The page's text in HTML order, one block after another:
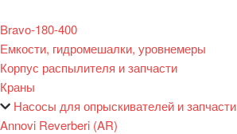
Bravo-180-400
Емкости, гидромешалки, уровнемеры
Корпус распылителя и запчасти
Краны
Насосы для опрыскивателей и запчасти
Annovi Reverberi (AR)